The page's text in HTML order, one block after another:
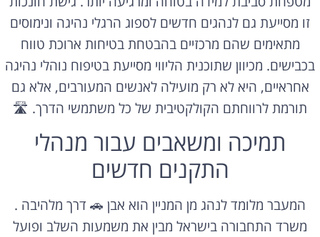
זו מסייעת גם לנהגים חדשים לספוג הרגלי נהיגה ונימוסים
מתאימים שהם מרכזיים בהבטחת בטיחות ארוכת טווח
בכבישים. מכיוון שתוכנית הליווי מסייעת בטיפוח נוהלי נהיגה
אחראיים, היא לא רק מועילה לאנשים המעורבים, אלא גם
תורמת לרווחתם הקולקטיבית של כל משתמשי הדרך. 🛣️
תמיכה ומשאבים עבור מנהלי
התקנים חדשים
המעבר מלומד לנהג מן המניין הוא אבן 🚗 דרך מלהיבה .
משרד התחבורה בישראל מבין את משמעות השלב ופועל